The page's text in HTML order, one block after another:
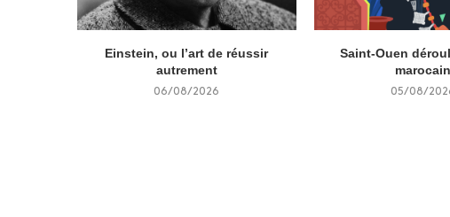
Einstein, ou l’art de réussir
autrement
06/08/2026
Saint-Ouen
marocain
05/08/